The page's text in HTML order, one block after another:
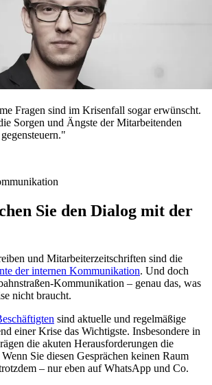
Fragen sind im Krisenfall sogar erwünscht.
Sorgen und Ängste der Mitarbeitenden
Sie den Dialog mit der
und Mitarbeiterzeitschriften sind die
der internen Kommunikation. Und doch
Kommunikation – genau das, was
nicht braucht.
sind aktuelle und regelmäßige
einer Krise das Wichtigste. Insbesondere in
die akuten Herausforderungen die
Sie diesen Gesprächen keinen Raum
– nur eben auf WhatsApp und Co.